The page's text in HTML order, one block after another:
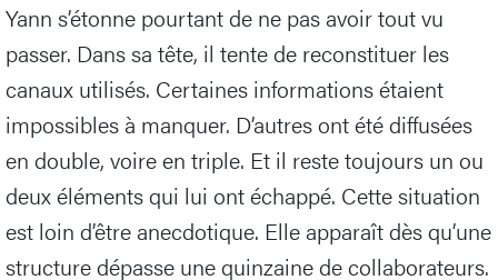
Yann s’étonne pourtant de ne pas avoir tout vu
passer. Dans sa tête, il tente de reconstituer les
canaux utilisés. Certaines informations étaient
impossibles à manquer. D’autres ont été diffusées
en double, voire en triple. Et il reste toujours un ou
deux éléments qui lui ont échappé. Cette situation
est loin d’être anecdotique. Elle apparaît dès qu’une
structure dépasse une quinzaine de collaborateurs.